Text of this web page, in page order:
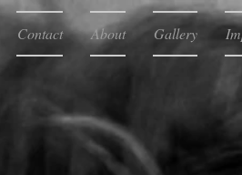
Contact About Gallery